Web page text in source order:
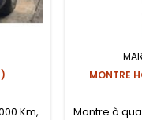
Km,
MONTRE
Montre à